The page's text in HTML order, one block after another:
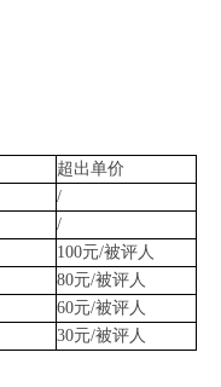
超出单价
/
/
100元/被评人
80元/被评人
60元/被评人
30元/被评人